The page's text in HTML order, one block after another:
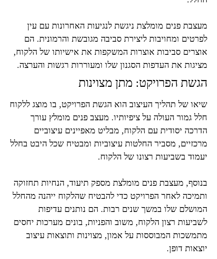
מעצבת פנים מומלצת ניגשת לנגיעות האחרונות עם עין
לפרטים ומחויבות ליצירת סביבה מגובשת והרמונית. הם
אוצרים סביבות אוצרות המשקפות את אישיותו של הלקוח,
מציגות את העדפות הסגנון שלו ומעוררות רגשות והערצה.
הגשת הפרויקט: מתן מצוינות
שיאו של תהליך העיצוב הוא הגשת הפרויקט, בו מוצג ללקוח
חלל גמור העולה על ציפיותיו. מעצב פנים מומלץ עורך
הדרכה יסודית עם הלקוח, מבליט מאפיינים עיצוביים
מרכזיים, מסביר החלטות עיצוביות ומבטיח שכל היבט בחלל
יעמוד בשביעות רצונו של הלקוח.
בנוסף, מעצבת פנים מומלצת מספק תיעוד, הנחיות תחזוקה
ותמיכה לאחר הפרויקט כדי להבטיח שהלקוח ייהנה מהחלל
המושלם שלו במשך שנים רבות. הם נותנים עדיפות
לשביעות רצון הלקוח, משוב והפניות, בונים מערכות יחסים
מתמשכות המבוססות על אמון, מצוינות ותוצאות עיצוב
יוצאות דופן.